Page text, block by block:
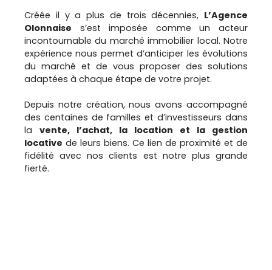
Créée il y a plus de trois décennies, L’Agence
Olonnaise s’est imposée comme un acteur
incontournable du marché immobilier local. Notre
expérience nous permet d’anticiper les évolutions
du marché et de vous proposer des solutions
adaptées à chaque étape de votre projet.
Depuis notre création, nous avons accompagné
des centaines de familles et d’investisseurs dans
la vente, l’achat, la location et la gestion
locative de leurs biens. Ce lien de proximité et de
fidélité avec nos clients est notre plus grande
fierté.